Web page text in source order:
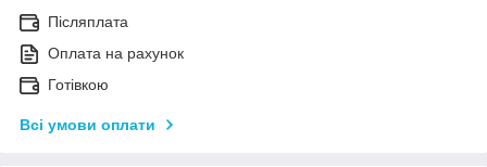
Післяплата
Оплата на рахунок
Готівкою
Всі умови оплати